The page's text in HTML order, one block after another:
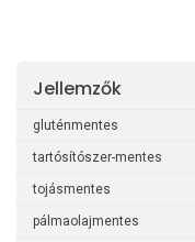
Jellemzők
gluténmentes
tartósítószer-mentes
tojásmentes
pálmaolajmentes